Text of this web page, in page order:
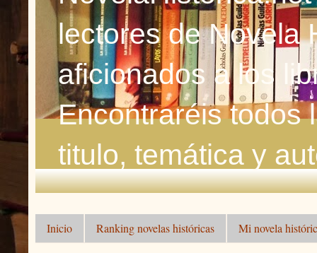
lectores de Novela
aficionados a los
Encontraréis todos
titulo, temática y
Inicio Ranking novelas históricas Mi novela